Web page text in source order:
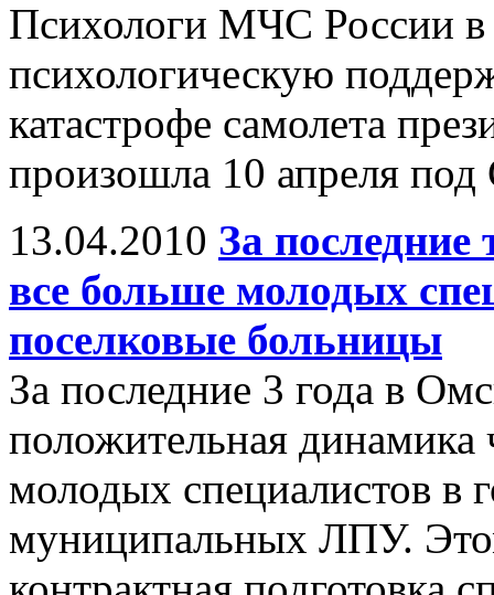
Психологи МЧС России в
психологическую
катастрофе самолета
произошла 10 апреля
13.04.2010 За последние
все больше молодых
поселковые больницы
За последние 3 года в
положительная
молодых специалистов в
муниципальных ЛПУ.